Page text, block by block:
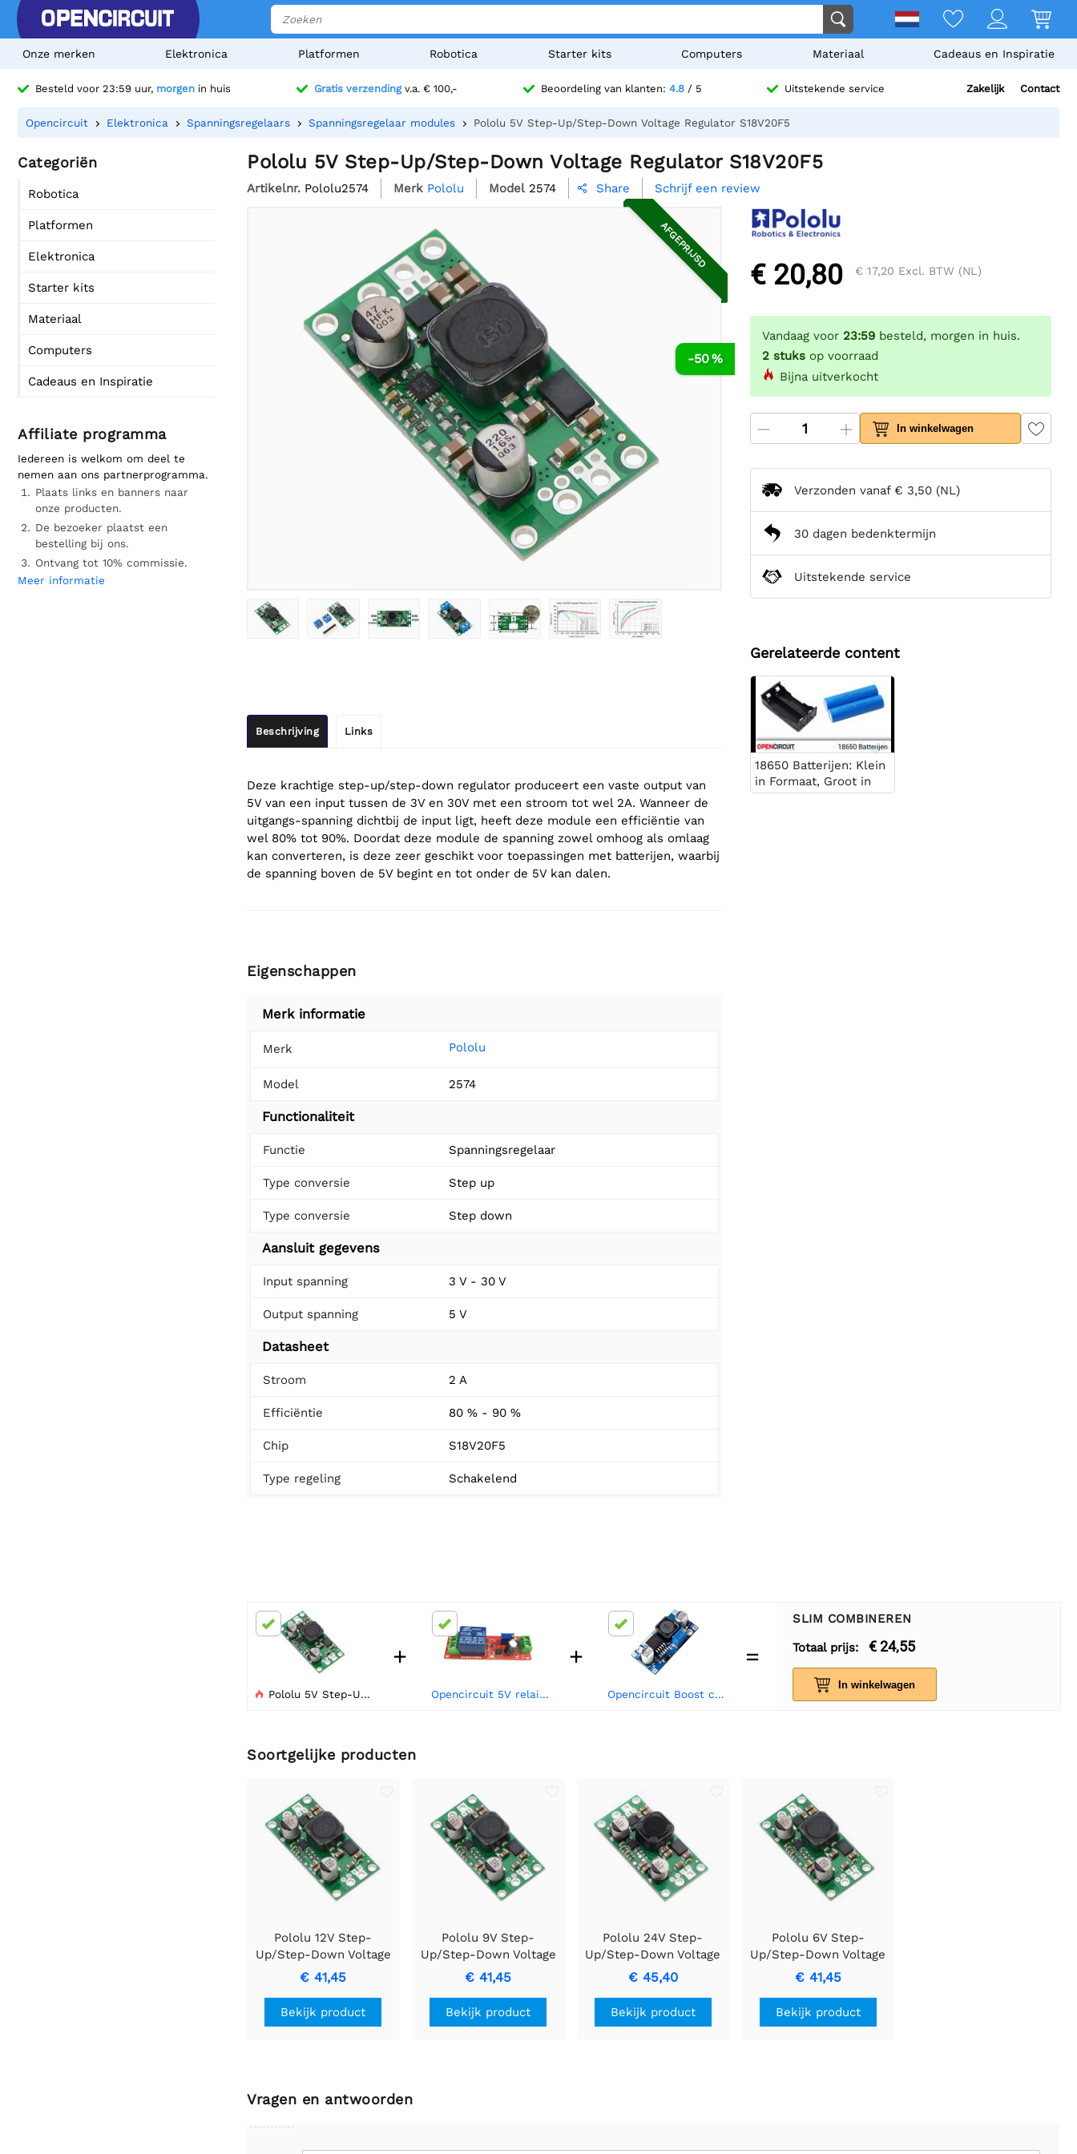
Onze merken Elektronica Platformen Robotica Starter kits Computers Materiaal Cadeaus en Inspiratie
Besteld voor 23:59 uur, morgen in huis Gratis verzendingv.a. € 100,- Beoordeling van klanten: 4.8/ 5 Uitstekende service Zakelijk Contact
Opencircuit Elektronica Spanningsregelaars Spanningsregelaar modules Pololu 5V Step-Up/Step-Down Voltage Regulator S18V20F5
Categoriën
Robotica
Platformen
Elektronica
Starter kits
Materiaal
Computers
Cadeaus en Inspiratie
Affiliate programma
Iedereen is welkom om deel te
nemen aan ons partnerprogramma.
Plaats links en banners naar
onze producten.
De bezoeker plaatst een
bestelling bij ons.
Ontvang tot 10% commissie.
Meer informatie
Pololu 5V Step-Up/Step-Down Voltage Regulator S18V20F5
Artikelnr. Pololu2574 Merk Pololu Model 2574  Share Schrijf een review
-50 %
AFGEPRIJSD
Beschrijving Links
Deze krachtige step-up/step-down regulator produceert een vaste output van
5V van een input tussen de 3V en 30V met een stroom tot wel 2A. Wanneer de
uitgangs-spanning dichtbij de input ligt, heeft deze module een efficiëntie van
wel 80% tot 90%. Doordat deze module de spanning zowel omhoog als omlaag
kan converteren, is deze zeer geschikt voor toepassingen met batterijen, waarbij
de spanning boven de 5V begint en tot onder de 5V kan dalen.
Eigenschappen
Merk informatie
Merk Pololu
Model 2574
Functionaliteit
Functie Spanningsregelaar
Type conversie Step up
Type conversie Step down
Aansluit gegevens
Input spanning 3 V - 30 V
Output spanning 5 V
Datasheet
Stroom 2 A
Efficiëntie 80 % - 90 %
Chip S18V20F5
Type regeling Schakelend
€ 20,80 € 17,20 Excl. BTW (NL)
Vandaag voor 23:59 besteld, morgen in huis.
2 stuks op voorraad
Bijna uitverkocht
In winkelwagen
Verzonden vanaf € 3,50 (NL)
30 dagen bedenktermijn
Uitstekende service
Gerelateerde content
18650 Batterijen: Klein
in Formaat, Groot in
Prestatie
 Pololu 5V Step-Up/Step-Down Voltage Regulator S18V20F5
+
Opencircuit 5V relais met instelbare vertraging (0S - 10S)
+
Opencircuit Boost converter module 5V - 35V XL6009
=
SLIM COMBINEREN
Totaal prijs:
€ 24,55
In winkelwagen
Soortgelijke producten
Pololu 12V Step-
Up/Step-Down Voltage
Regulator S18V20F12
€ 41,45
Bekijk product
Pololu 9V Step-
Up/Step-Down Voltage
Regulator S18V20F9
€ 41,45
Bekijk product
Pololu 24V Step-
Up/Step-Down Voltage
Regulator S18V20F24
€ 45,40
Bekijk product
Pololu 6V Step-
Up/Step-Down Voltage
Regulator S18V20F6
€ 41,45
Bekijk product
Vragen en antwoorden